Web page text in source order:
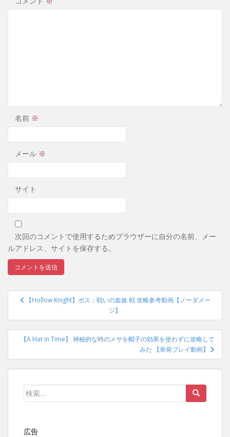
名前 ※
メール ※
サイト
次回のコメントで使用するためブラウザーに自分の名前、メー
ルアドレス、サイトを保存する。
投
ナ
ー
【Hollow Knight】ボス：戦いの血族 戦 攻略参考動画【ノーダメー
ジ】
【A Hat in Time】 神秘的な時のメサを帽子の効果を使わずに攻略して
みた 【単発プレイ動画】
検
広告